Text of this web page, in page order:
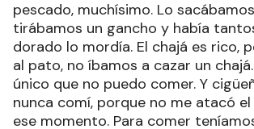
pescado, muchísimo. Lo
tirábamos un gancho y había
dorado lo mordía. El chajá es rico,
al pato, no íbamos a cazar un
único que no puedo comer. Y
nunca comí, porque no me atacó
ese momento. Para comer